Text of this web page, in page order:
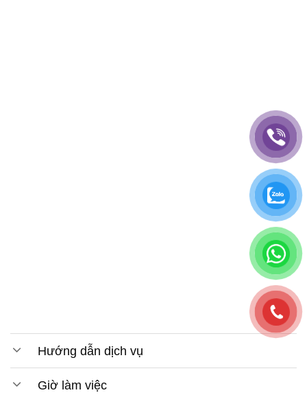
Hướng dẫn dịch vụ
Giờ làm việc